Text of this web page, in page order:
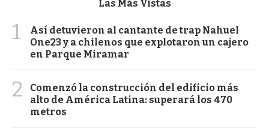
Las Más Vistas
1
Así detuvieron al cantante de trap Nahuel
One23 y a chilenos que explotaron un cajero
en Parque Miramar
2
Comenzó la construcción del edificio más
alto de América Latina: superará los 470
metros